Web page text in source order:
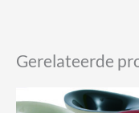
Gerelateerde